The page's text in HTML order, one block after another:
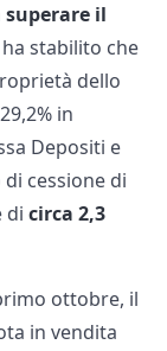
il
stabilito che
dello
in
Depositi e
cessione di
di circa 2,3
ottobre, il
in vendita